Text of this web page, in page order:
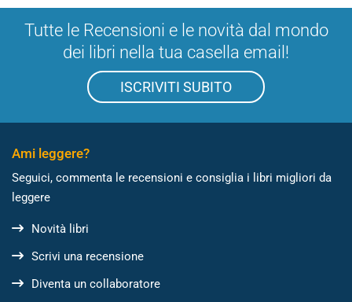
Tutte le Recensioni e le novità dal mondo
dei libri nella tua casella email!
ISCRIVITI SUBITO
Ami leggere?
Seguici, commenta le recensioni e consiglia i libri migliori da
leggere
Novità libri
Scrivi una recensione
Diventa un collaboratore